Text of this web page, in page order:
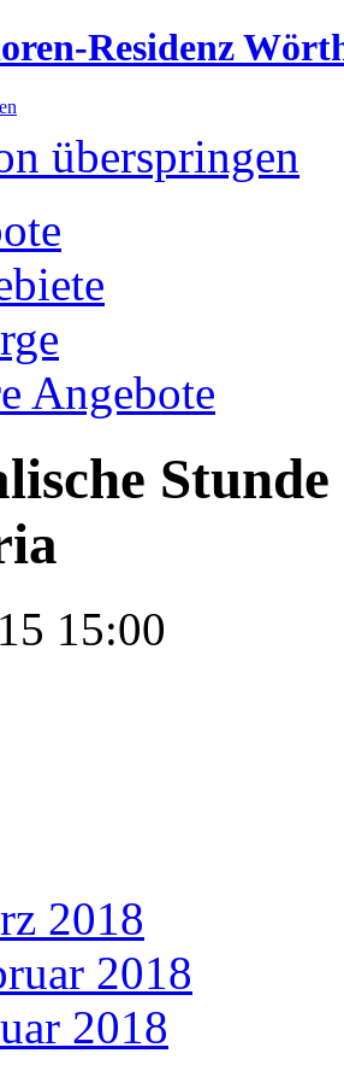
Residenz
überspringen
Angebote
15:00
2018
2018
2018